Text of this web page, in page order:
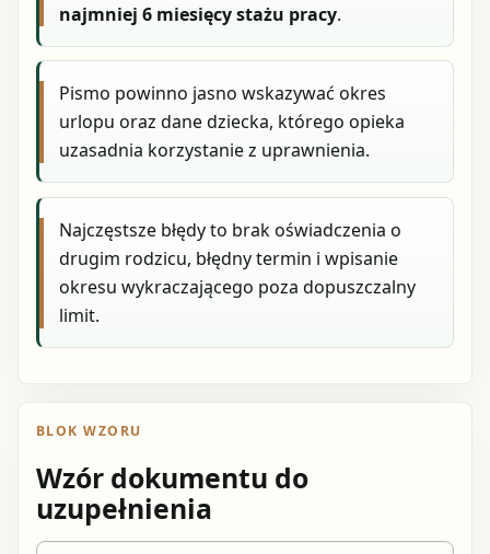
najmniej 6 miesięcy stażu pracy.
Pismo powinno jasno wskazywać okres
urlopu oraz dane dziecka, którego opieka
uzasadnia korzystanie z uprawnienia.
Najczęstsze błędy to brak oświadczenia o
drugim rodzicu, błędny termin i wpisanie
okresu wykraczającego poza dopuszczalny
limit.
BLOK WZORU
Wzór dokumentu do
uzupełnienia